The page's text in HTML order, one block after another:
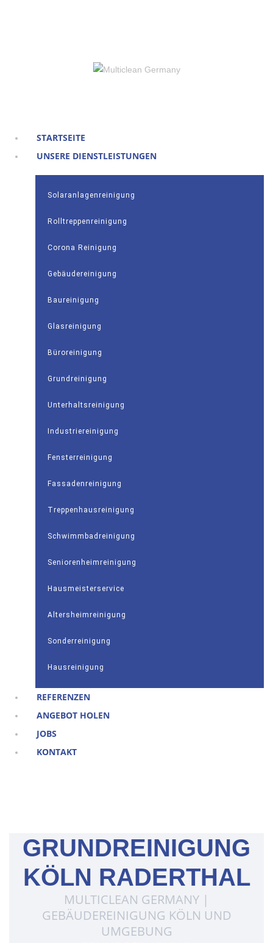
STARTSEITE
UNSERE DIENSTLEISTUNGEN
Solaranlagenreinigung
Rolltreppenreinigung
Corona Reinigung
Gebäudereinigung
Baureinigung
Glasreinigung
Büroreinigung
Grundreinigung
Unterhaltsreinigung
Industriereinigung
Fensterreinigung
Fassadenreinigung
Treppenhausreinigung
Schwimmbadreinigung
Seniorenheimreinigung
Hausmeisterservice
Altersheimreinigung
Sonderreinigung
Hausreinigung
REFERENZEN
ANGEBOT HOLEN
JOBS
KONTAKT
GRUNDREINIGUNG
KÖLN RADERTHAL
MULTICLEAN GERMANY |
GEBÄUDEREINIGUNG KÖLN UND
UMGEBUNG